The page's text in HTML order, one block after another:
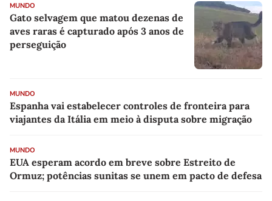
MUNDO
Gato selvagem que matou dezenas de
aves raras é capturado após 3 anos de
perseguição
MUNDO
Espanha vai estabelecer controles de fronteira para
viajantes da Itália em meio à disputa sobre migração
MUNDO
EUA esperam acordo em breve sobre Estreito de
Ormuz; potências sunitas se unem em pacto de defesa